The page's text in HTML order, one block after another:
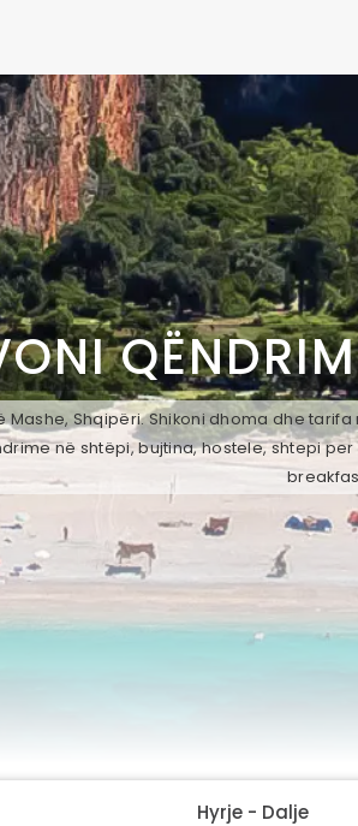
Shqipëri. Shikoni dhoma dhe
në shtëpi, bujtina, hostele, shtepi
Hyrje - Dalje